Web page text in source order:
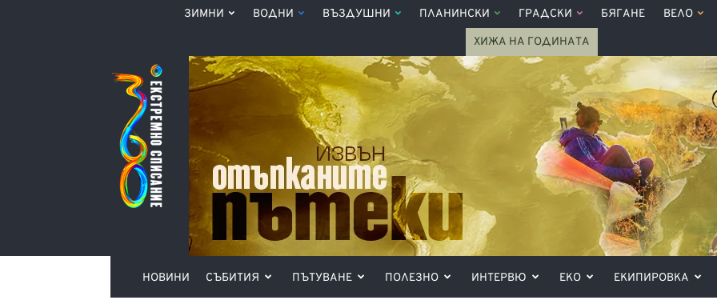
ЗИМНИ ВОДНИ ВЪЗДУШНИ ПЛАНИНСКИ ГРАДСКИ БЯГАНЕ ВЕЛО
ХИЖА НА ГОДИНАТА
Списание
360°
НОВИНИ СЪБИТИЯ ПЪТУВАНЕ ПОЛЕЗНО ИНТЕРВЮ ЕКО ЕКИПИРОВКА